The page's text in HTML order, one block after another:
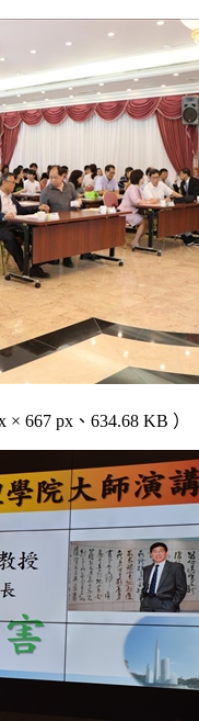
× 667 px、634.68 KB ）